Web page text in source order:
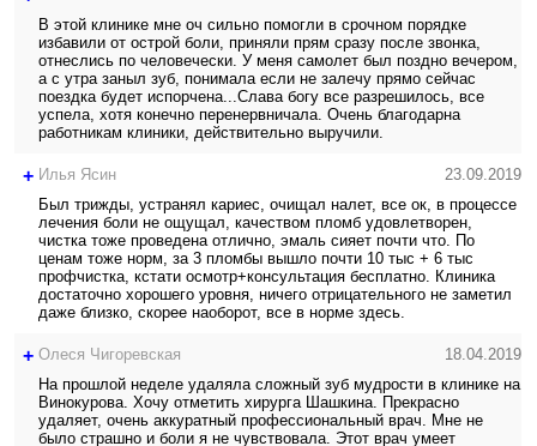
В этой клинике мне оч сильно помогли в срочном порядке
избавили от острой боли, приняли прям сразу после звонка,
отнеслись по человечески. У меня самолет был поздно вечером,
а с утра заныл зуб, понимала если не залечу прямо сейчас
поездка будет испорчена...Слава богу все разрешилось, все
успела, хотя конечно перенервничала. Очень благодарна
работникам клиники, действительно выручили.
+ Илья Ясин
23.09.2019
Был трижды, устранял кариес, очищал налет, все ок, в процессе
лечения боли не ощущал, качеством пломб удовлетворен,
чистка тоже проведена отлично, эмаль сияет почти что. По
ценам тоже норм, за 3 пломбы вышло почти 10 тыс + 6 тыс
профчистка, кстати осмотр+консультация бесплатно. Клиника
достаточно хорошего уровня, ничего отрицательного не заметил
даже близко, скорее наоборот, все в норме здесь.
+ Олеcя Чигоревская
18.04.2019
На прошлой неделе удаляла сложный зуб мудрости в клинике на
Винокурова. Хочу отметить хирурга Шашкина. Прекрасно
удаляет, очень аккуратный профессиональный врач. Мне не
было страшно и боли я не чувствовала. Этот врач умеет